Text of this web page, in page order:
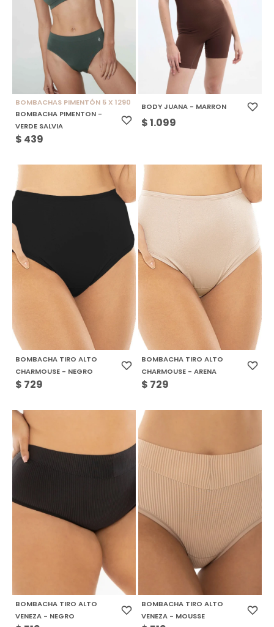
BOMBACHAS PIMENTÓN 5 X 1290
BOMBACHA PIMENTON -
VERDE SALVIA
$ 439
BODY JUANA - MARRON
$1.099
BOMBACHA TIRO ALTO
CHARMOUSE - NEGRO
$ 729
BOMBACHA TIRO ALTO
CHARMOUSE - ARENA
$ 729
BOMBACHA TIRO ALTO
VENEZA - NEGRO
BOMBACHA TIRO ALTO
VENEZA - MOUSSE